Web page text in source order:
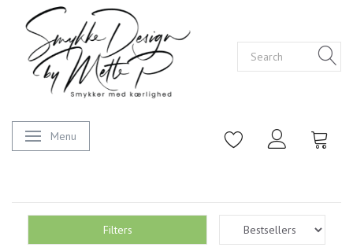
Toggle navigation
Menu
Filters